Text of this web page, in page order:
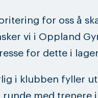
for oss å
vi i Oppland
for dette i
i klubben fyller
med trenere